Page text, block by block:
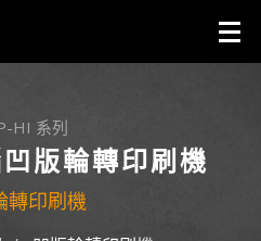
HI 系列
版輪轉印刷機
轉印刷機